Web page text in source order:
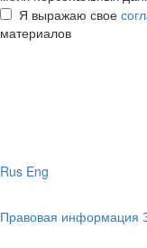
Я выражаю свое
материалов
Rus Eng
Правовая информация